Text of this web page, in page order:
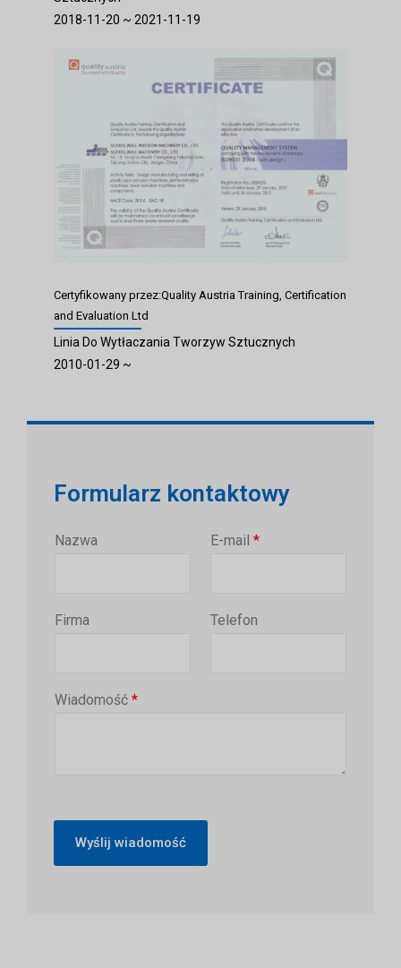
2018-11-20 ~ 2021-11-19
Certyfikowany przez:Quality Austria Training, Certification
and Evaluation Ltd
Linia Do Wytłaczania Tworzyw Sztucznych
2010-01-29 ~
Formularz kontaktowy
Nazwa E-mail *
Firma Telefon
Wiadomość *
Wyślij wiadomość